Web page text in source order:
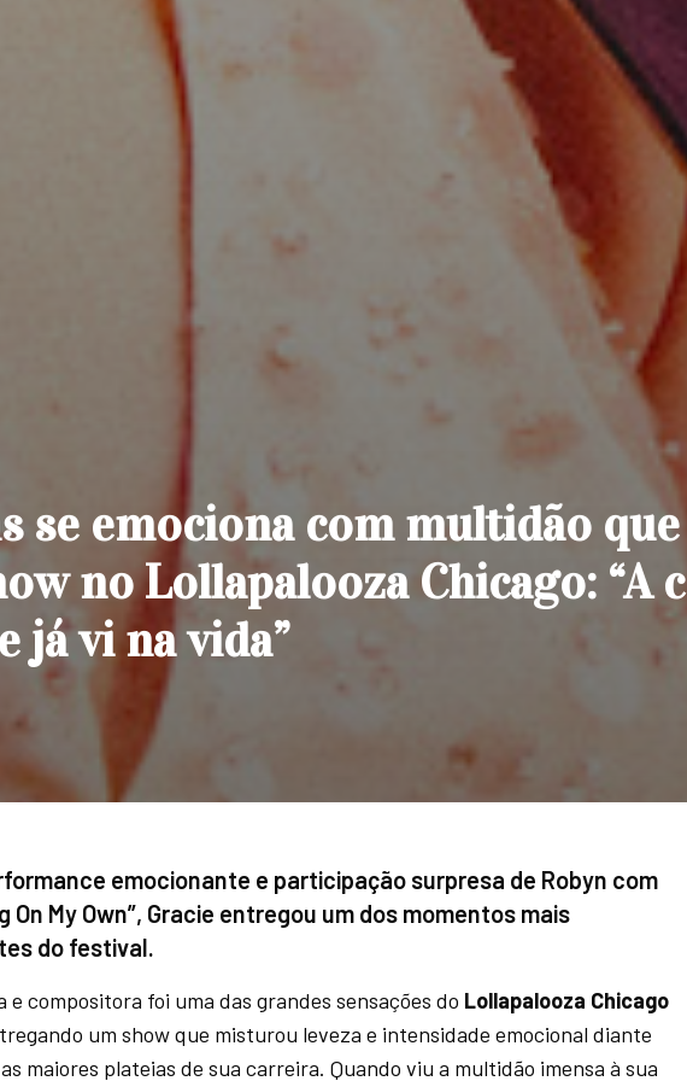
se emociona com multidão
no Lollapalooza Chicago: “A
já vi na vida”
emocionante e participação surpresa de Robyn com
On My Own”, Gracie entregou um dos momentos mais
do festival.
e compositora foi uma das grandes sensações do Lollapalooza Chicago
um show que misturou leveza e intensidade emocional diante
maiores plateias de sua carreira. Quando viu a multidão imensa à sua